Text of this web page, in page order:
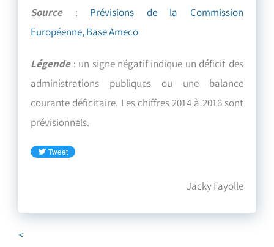
Source: Prévisions de la Commission
Européenne, Base Ameco
Légende: un signe négatif indique un déficit des
administrations publiques ou une balance
courante déficitaire. Les chiffres 2014 à 2016 sont
prévisionnels.
Jacky Fayolle
<